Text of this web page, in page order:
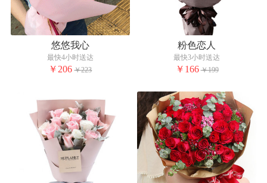
悠悠我心
最快4小时送达
￥206 ￥223
粉色恋人
最快3小时送达
￥166 ￥199